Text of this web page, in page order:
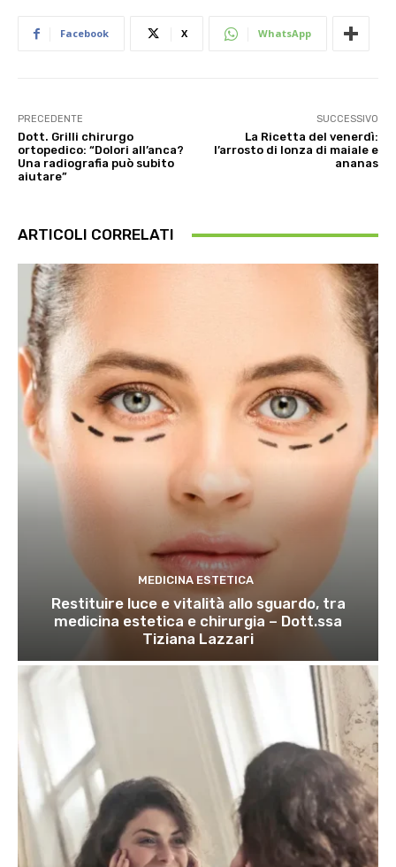
Facebook X WhatsApp
PRECEDENTE
Dott. Grilli chirurgo
ortopedico: “Dolori all’anca?
Una radiografia può subito
aiutare”
SUCCESSIVO
La Ricetta del venerdì:
l’arrosto di lonza di maiale e
ananas
ARTICOLI CORRELATI
MEDICINA ESTETICA
Restituire luce e vitalità allo sguardo, tra
medicina estetica e chirurgia – Dott.ssa
Tiziana Lazzari